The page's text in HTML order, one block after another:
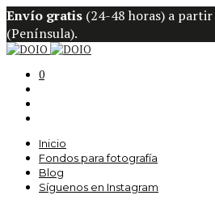
Envío gratis (24-48 horas) a partir
(Península).
0
Inicio
Fondos para fotografía
Blog
Síguenos en Instagram